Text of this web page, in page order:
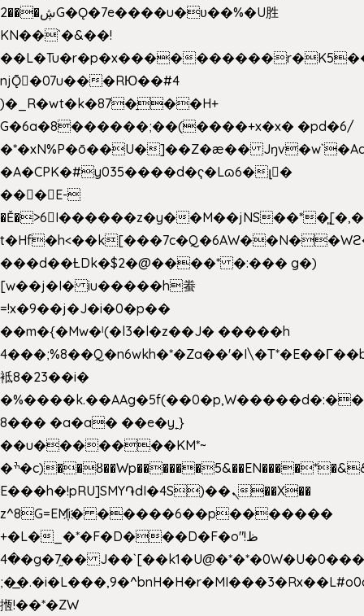
2���ڜG�Ǫ�7e����u�υ��%�U胜
KN��`�&��!
��L�Tu�r�p�x����
njǬ�07u���RЮ��#4
)�_R�wt�k�87�̠��H+
G�6a�8������;��(����+x�x� �pd�6/
�*�xN%P�ō��U�]��Z�æ��
�A�CPK�#y035����d�ҁ�Lɷ6�լ�
���E-
�Ě�>6򁊔I������z�y�
���d��ȽDk�$2�@����* �:��� g�)
[w��j�I� iu�����h䖭
=!x�9��j�J�i�0�p��
��m�{�Mw�ˡ(�l3�l�z��J� �����h
袛8�23��i�
8��� �a�a� ��e�y˿}
��u�������KM*~
�ׯ�c)��ȣ��Wp������5&��EN����*�&&6F��Le��~�P�άv����ui?
E���h�!pRU]SMY֏dI�4S)��ܢ��X��
z^8G=EM҉i� �����6��p�������
+�L�_�*�F�D���D�F�o"ظ!
�4�g�7֦�� J��`[��k1�U@�*�*�0W�U�0����_������äp�)2>�`@n����5DW˃��
揯!��*�ZW